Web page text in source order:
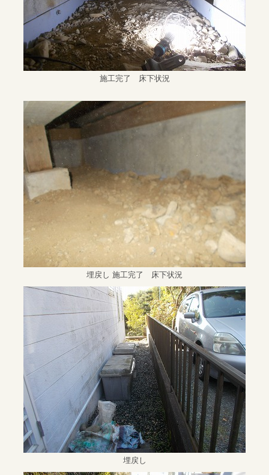
施工完了 床下状況
埋戻し 施工完了 床下状況
埋戻し